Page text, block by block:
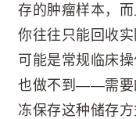
存的肿瘤样本，而
你往往只能回收
可能是常规临床
也做不到——需要
冻保存这种储存方